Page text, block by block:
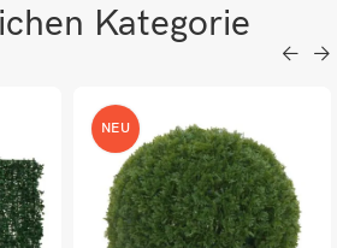
Kategorie
NEU